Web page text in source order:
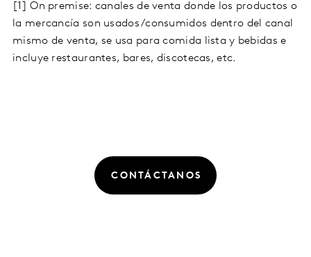
[1] On premise: canales de venta donde los productos o
la mercancía son usados/consumidos dentro del canal
mismo de venta, se usa para comida lista y bebidas e
incluye restaurantes, bares, discotecas, etc.
CONTÁCTANOS